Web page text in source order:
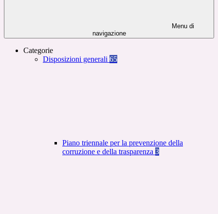
Menu di
navigazione
Categorie
Disposizioni generali 65
Piano triennale per la prevenzione della
corruzione e della trasparenza 3